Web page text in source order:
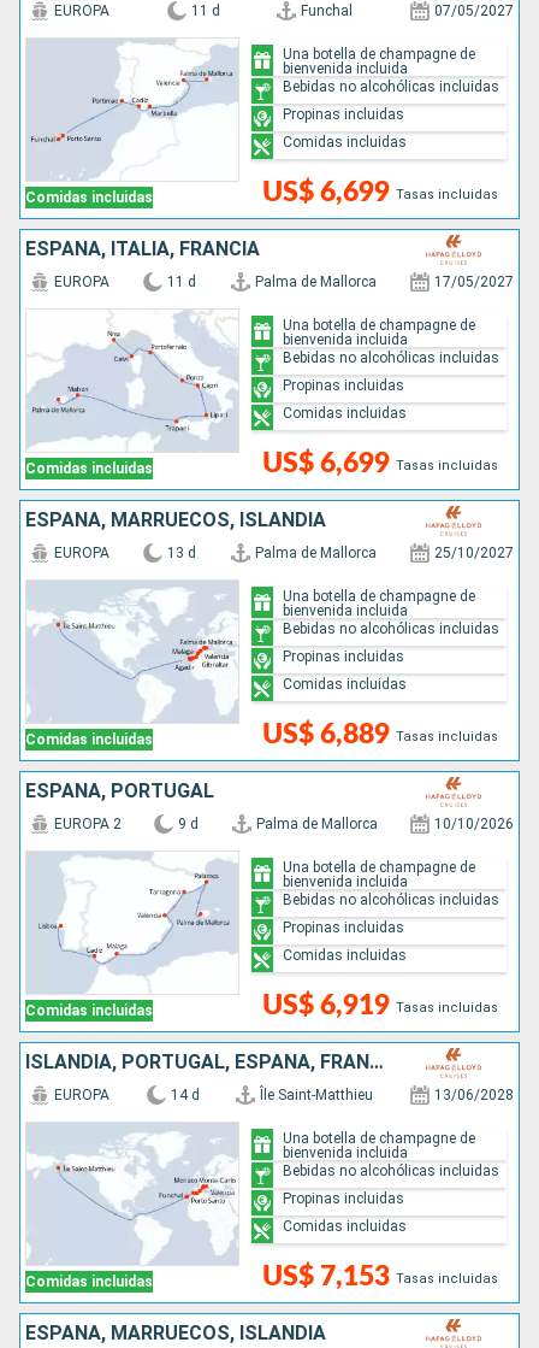
Comidas incluidas
EUROPA 11 d Funchal 07/05/2027
US$ 6,699 Tasas incluidas
Una botella de champagne de
bienvenida incluida
Bebidas no alcohólicas incluidas
Propinas incluidas
Comidas incluidas
ESPAÑA, ITALIA, FRANCIA
Comidas incluidas
EUROPA 11 d Palma de Mallorca 17/05/2027
US$ 6,699 Tasas incluidas
Una botella de champagne de
bienvenida incluida
Bebidas no alcohólicas incluidas
Propinas incluidas
Comidas incluidas
ESPAÑA, MARRUECOS, ISLANDIA
Comidas incluidas
EUROPA 13 d Palma de Mallorca 25/10/2027
US$ 6,889 Tasas incluidas
Una botella de champagne de
bienvenida incluida
Bebidas no alcohólicas incluidas
Propinas incluidas
Comidas incluidas
ESPAÑA, PORTUGAL
Comidas incluidas
EUROPA 2 9 d Palma de Mallorca 10/10/2026
US$ 6,919 Tasas incluidas
Una botella de champagne de
bienvenida incluida
Bebidas no alcohólicas incluidas
Propinas incluidas
Comidas incluidas
ISLANDIA, PORTUGAL, ESPAÑA, FRANCIA, MONACO
Comidas incluidas
EUROPA 14 d Île Saint-Matthieu 13/06/2028
US$ 7,153 Tasas incluidas
Una botella de champagne de
bienvenida incluida
Bebidas no alcohólicas incluidas
Propinas incluidas
Comidas incluidas
ESPAÑA, MARRUECOS, ISLANDIA